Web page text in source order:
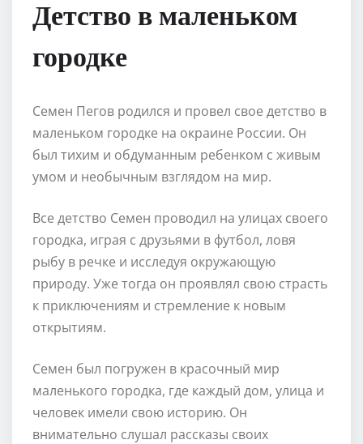
Детство в маленьком
городке
Семен Пегов родился и провел свое детство в
маленьком городке на окраине России. Он
был тихим и обдуманным ребенком с живым
умом и необычным взглядом на мир.
Все детство Семен проводил на улицах своего
городка, играя с друзьями в футбол, ловя
рыбу в речке и исследуя окружающую
природу. Уже тогда он проявлял свою страсть
к приключениям и стремление к новым
открытиям.
Семен был погружен в красочный мир
маленького городка, где каждый дом, улица и
человек имели свою историю. Он
внимательно слушал рассказы своих